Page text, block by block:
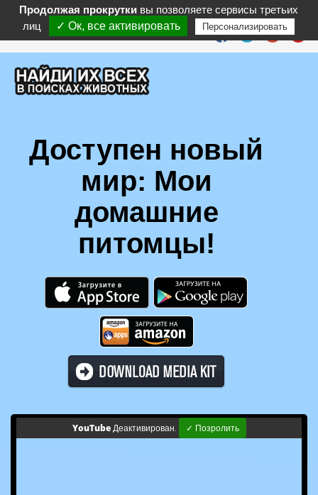
Follow :
Доступен новый
мир: Мои
домашние
питомцы!
YouTubeДеактивирован. ✓ Позролить
Продолжая прокрутки вы позволяете сервисы третьих
лиц
✓ Ок, все активировать Персонализировать